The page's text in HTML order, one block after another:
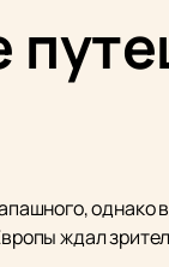
однако
ждал